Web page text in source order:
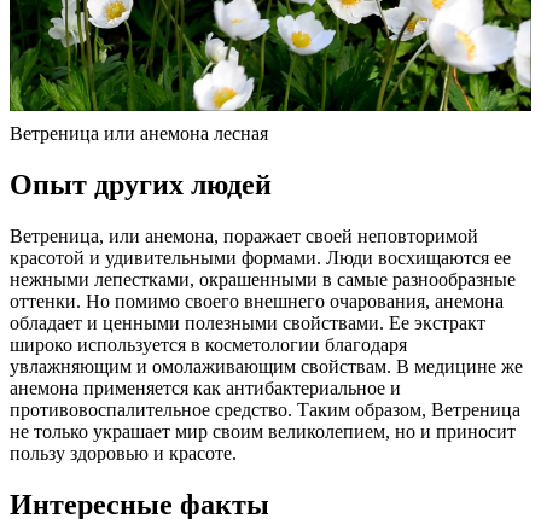
Ветреница или анемона лесная
Опыт других людей
Ветреница, или анемона, поражает своей неповторимой
красотой и удивительными формами. Люди восхищаются ее
нежными лепестками, окрашенными в самые разнообразные
оттенки. Но помимо своего внешнего очарования, анемона
обладает и ценными полезными свойствами. Ее экстракт
широко используется в косметологии благодаря
увлажняющим и омолаживающим свойствам. В медицине же
анемона применяется как антибактериальное и
противовоспалительное средство. Таким образом, Ветреница
не только украшает мир своим великолепием, но и приносит
пользу здоровью и красоте.
Интересные факты